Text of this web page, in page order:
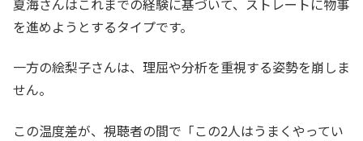
夏海さんはこれまでの経験に基づいて、ストレートに物事
を進めようとするタイプです。
一方の絵梨子さんは、理屈や分析を重視する姿勢を崩しま
せん。
この温度差が、視聴者の間で「この2人はうまくやってい